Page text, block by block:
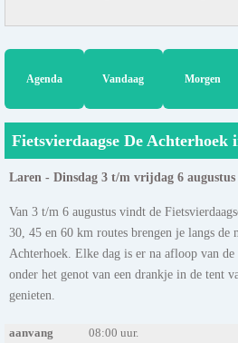
Agenda Vandaag Morgen
Fietsvierdaagse De Achterhoek
Laren - Dinsdag 3 t/m vrijdag 6 augustus
Van 3 t/m 6 augustus vindt de
30, 45 en 60 km routes brengen je langs de
Achterhoek. Elke dag is er na afloop van
onder het genot van een drankje in de tent
genieten.
aanvang
08:00 uur.